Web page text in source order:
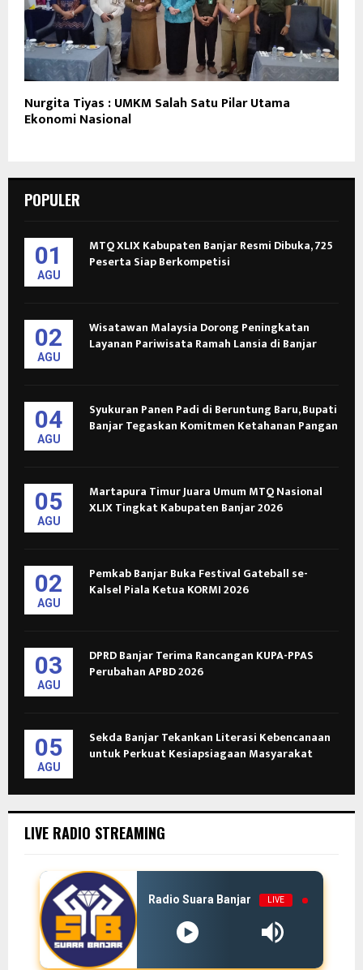
Nurgita Tiyas : UMKM Salah Satu Pilar Utama
Ekonomi Nasional
POPULER
01
AGU
MTQ XLIX Kabupaten Banjar Resmi Dibuka, 725
Peserta Siap Berkompetisi
02
AGU
Wisatawan Malaysia Dorong Peningkatan
Layanan Pariwisata Ramah Lansia di Banjar
04
AGU
Syukuran Panen Padi di Beruntung Baru, Bupati
Banjar Tegaskan Komitmen Ketahanan Pangan
05
AGU
Martapura Timur Juara Umum MTQ Nasional
XLIX Tingkat Kabupaten Banjar 2026
02
AGU
Pemkab Banjar Buka Festival Gateball se-
Kalsel Piala Ketua KORMI 2026
03
AGU
DPRD Banjar Terima Rancangan KUPA-PPAS
Perubahan APBD 2026
05
AGU
Sekda Banjar Tekankan Literasi Kebencanaan
untuk Perkuat Kesiapsiagaan Masyarakat
LIVE RADIO STREAMING
Radio Suara Banjar LIVE